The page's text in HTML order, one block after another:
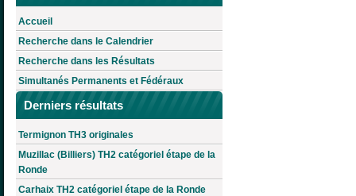
Accueil
Recherche dans le Calendrier
Recherche dans les Résultats
Simultanés Permanents et Fédéraux
Derniers résultats
Termignon TH3 originales
Muzillac (Billiers) TH2 catégoriel étape de la
Ronde
Carhaix TH2 catégoriel étape de la Ronde